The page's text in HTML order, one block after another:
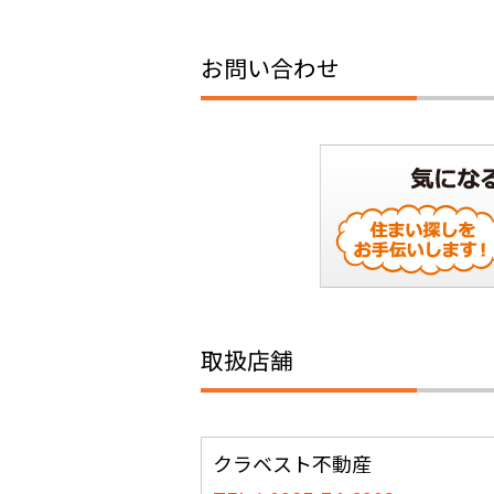
お問い合わせ
取扱店舗
クラベスト不動産